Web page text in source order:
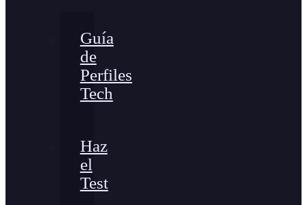
Guía
de
Perfiles
Tech
Haz
el
Test